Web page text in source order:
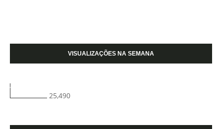
VISUALIZAÇÕES NA SEMANA
25,490